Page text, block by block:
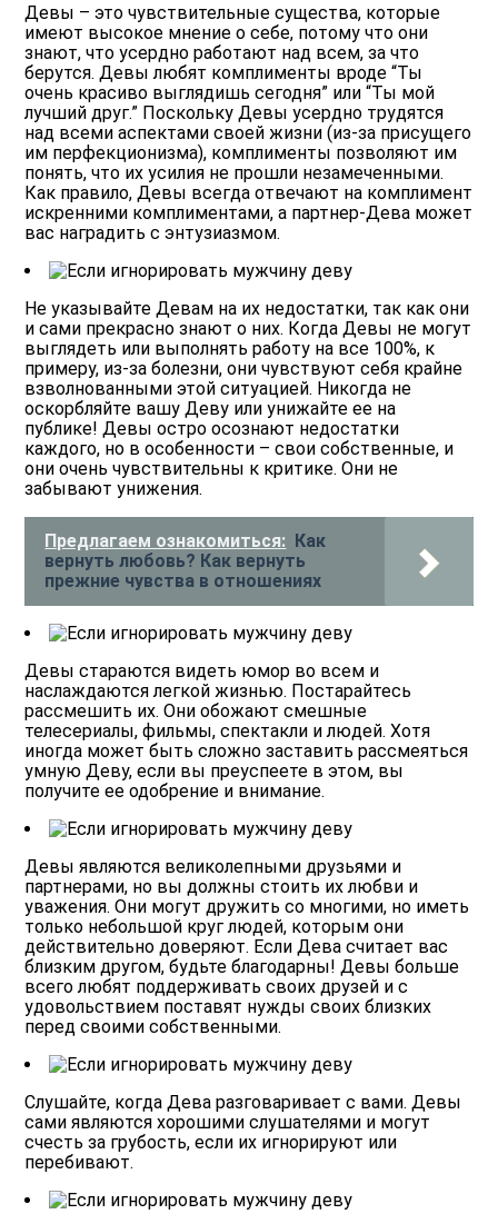
Девы – это чувствительные существа, которые
имеют высокое мнение о себе, потому что они
знают, что усердно работают над всем, за что
берутся. Девы любят комплименты вроде “Ты
очень красиво выглядишь сегодня” или “Ты мой
лучший друг.” Поскольку Девы усердно трудятся
над всеми аспектами своей жизни (из-за присущего
им перфекционизма), комплименты позволяют им
понять, что их усилия не прошли незамеченными.
Как правило, Девы всегда отвечают на комплимент
искренними комплиментами, а партнер-Дева может
вас наградить с энтузиазмом.
Не указывайте Девам на их недостатки, так как они
и сами прекрасно знают о них. Когда Девы не могут
выглядеть или выполнять работу на все 100%, к
примеру, из-за болезни, они чувствуют себя крайне
взволнованными этой ситуацией. Никогда не
оскорбляйте вашу Деву или унижайте ее на
публике! Девы остро осознают недостатки
каждого, но в особенности – свои собственные, и
они очень чувствительны к критике. Они не
забывают унижения.
Предлагаем ознакомиться: Как
вернуть любовь? Как вернуть
прежние чувства в отношениях
Девы стараются видеть юмор во всем и
наслаждаются легкой жизнью. Постарайтесь
рассмешить их. Они обожают смешные
телесериалы, фильмы, спектакли и людей. Хотя
иногда может быть сложно заставить рассмеяться
умную Деву, если вы преуспеете в этом, вы
получите ее одобрение и внимание.
Девы являются великолепными друзьями и
партнерами, но вы должны стоить их любви и
уважения. Они могут дружить со многими, но иметь
только небольшой круг людей, которым они
действительно доверяют. Если Дева считает вас
близким другом, будьте благодарны! Девы больше
всего любят поддерживать своих друзей и с
удовольствием поставят нужды своих близких
перед своими собственными.
Слушайте, когда Дева разговаривает с вами. Девы
сами являются хорошими слушателями и могут
счесть за грубость, если их игнорируют или
перебивают.